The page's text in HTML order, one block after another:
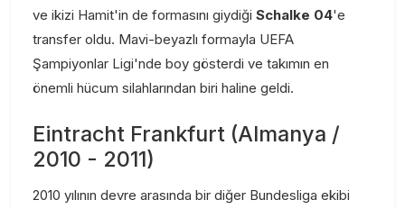
ve ikizi Hamit'in de formasını giydiği Schalke 04'e
transfer oldu. Mavi-beyazlı formayla UEFA
Şampiyonlar Ligi'nde boy gösterdi ve takımın en
önemli hücum silahlarından biri haline geldi.
Eintracht Frankfurt (Almanya /
2010 - 2011)
2010 yılının devre arasında bir diğer Bundesliga ekibi